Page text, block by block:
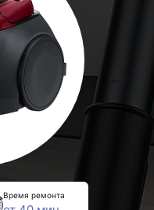
Время ремонта